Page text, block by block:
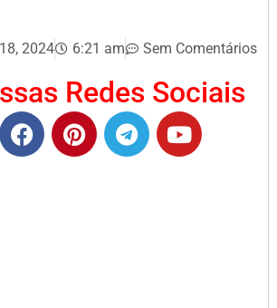
2024 6:21 am Sem Comentários
Redes Sociais